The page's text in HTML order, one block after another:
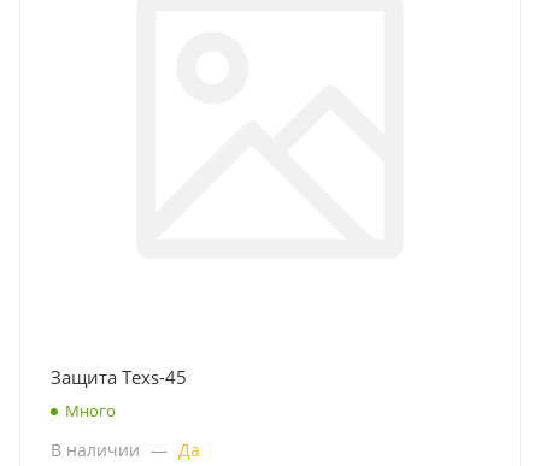
Защита Texs-45
Много
В наличии — Да